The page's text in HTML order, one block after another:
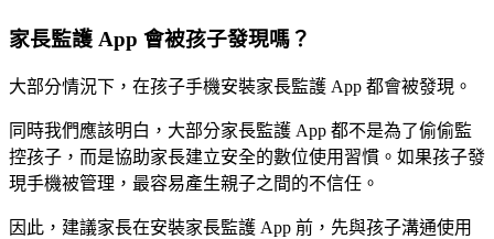
家長監護 App 會被孩子發現嗎？
大部分情況下，在孩子手機安裝家長監護 App 都會被發現。
同時我們應該明白，大部分家長監護 App 都不是為了偷偷監
控孩子，而是協助家長建立安全的數位使用習慣。如果孩子發
現手機被管理，最容易產生親子之間的不信任。
因此，建議家長在安裝家長監護 App 前，先與孩子溝通使用